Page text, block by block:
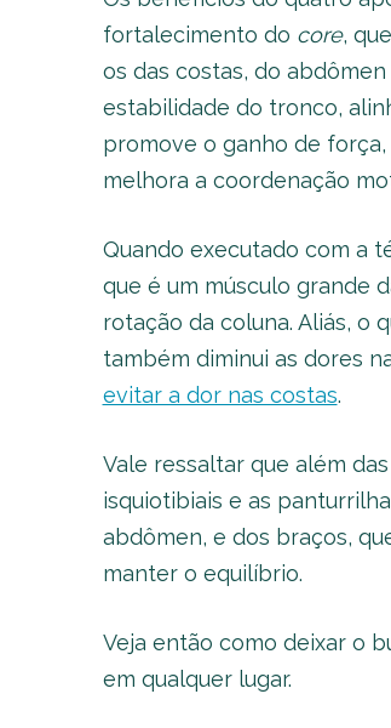
fortalecimento do core,
os das costas, do
estabilidade do tronco,
promove o ganho de
melhora a coordenação
Quando executado com a
que é um músculo grande
rotação da coluna. Aliás, o
também diminui as dores
evitar a dor nas costas.
Vale ressaltar que além
isquiotibiais e as
abdômen, e dos braços,
manter o equilíbrio.
Veja então como deixar o
em qualquer lugar.